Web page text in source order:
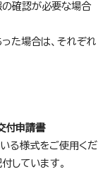
の確認が必要な場合
た場合は、それぞれ
付申請書
る様式をご使用くだ
しています。